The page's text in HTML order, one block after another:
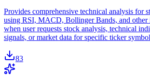
Provides comprehensive technical analysis for
using RSI, MACD, Bollinger Bands, and other
when user requests stock analysis, technical
signals, or market data for specific ticker
83